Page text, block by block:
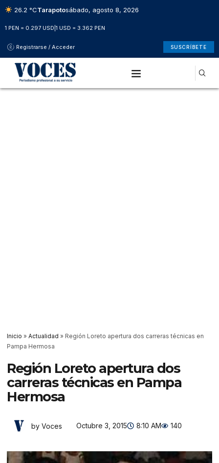
26.2 °CTarapotosábado, agosto 8, 2026
1 PEN = 0.297 USD 1 USD = 3.362 PEN
Registrarse / Acceder SUSCRÍBETE
Inicio » Actualidad » Región Loreto apertura dos carreras técnicas en
Pampa Hermosa
Región Loreto apertura dos
carreras técnicas en Pampa
Hermosa
by Voces Octubre 3, 2015 8:10 AM 140